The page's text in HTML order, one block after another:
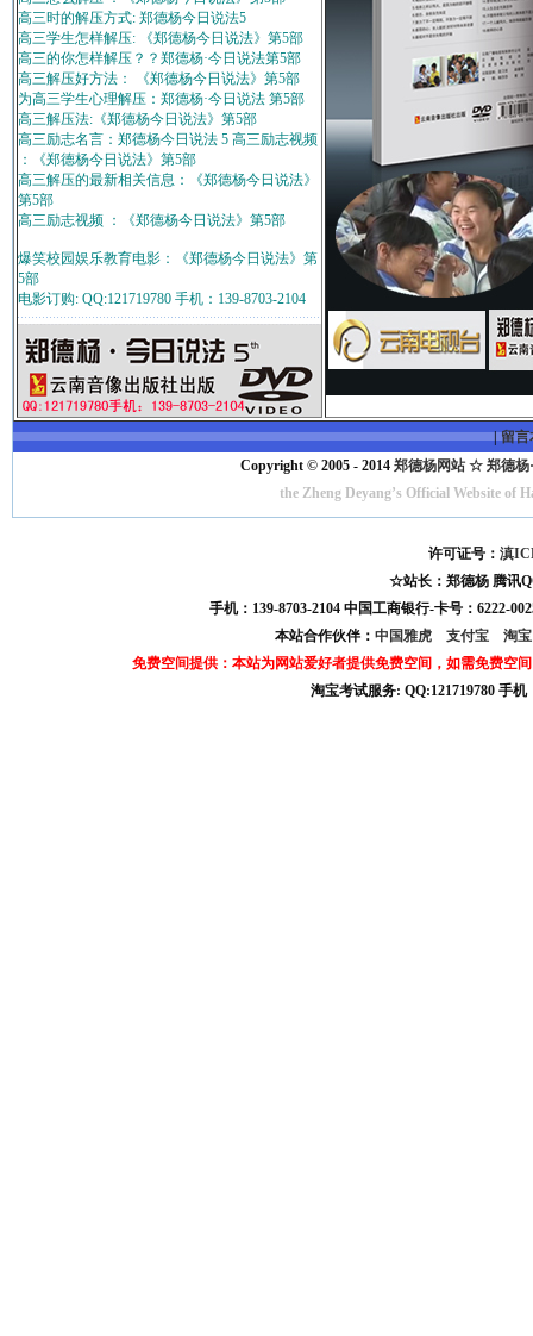
高三时的解压方式: 郑德杨今日说法5
高三学生怎样解压: 《郑德杨今日说法》第5部
高三的你怎样解压？？郑德杨·今日说法第5部
高三解压好方法： 《郑德杨今日说法》第5部
为高三学生心理解压：郑德杨·今日说法 第5部
高三解压法:《郑德杨今日说法》第5部
高三励志名言：郑德杨今日说法 5 高三励志视频
：《郑德杨今日说法》第5部
高三解压的最新相关信息：《郑德杨今日说法》
第5部
高三励志视频 ：《郑德杨今日说法》第5部
爆笑校园娱乐教育电影：《郑德杨今日说法》第
5部
电影订购: QQ:121719780 手机：139-8703-2104
|留言
Copyright © 2005 - 2014 郑德杨网站 ☆ 郑德杨
the Zheng Deyang’s Official Website
许可证号：滇
☆站长：郑德杨 腾讯
手机：139-8703-2104 中国工商银行-卡号：6222-
本站合作伙伴： 中国雅虎 支付宝
淘
免费空间提供：本站为网站爱好者提供免费空间，如需免费空
淘宝考试服务: QQ:121719780 手